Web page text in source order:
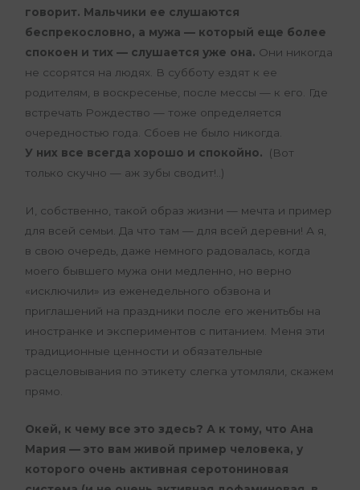
говорит. Мальчики ее слушаются
беспрекословно, а мужа — который еще более
спокоен и тих — слушается уже она. Они никогда
не ссорятся на людях. В субботу ездят к ее
родителям, в воскресенье, после мессы — к его. Где
встречать Рождество — тоже определяется
очередностью года. Сбоев не было никогда.
У них все всегда хорошо и спокойно.
(Вот
только скучно — аж зубы сводит!..)
И, собственно, такой образ жизни — мечта и пример
для всей семьи. Да что там — для всей деревни! А я,
в свою очередь, даже немного радовалась, когда
моего бывшего мужа они медленно, но верно
«исключили» из еженедельного обзвона и
приглашений на праздники после его женитьбы на
иностранке и экспериментов с питанием. Меня эти
традиционные ценности и обязательные
расцеловывания по этикету слегка утомляли, скажем
прямо.
Окей, к чему все это здесь? А к тому, что Ана
Мария — это вам живой пример человека, у
которого очень активная серотониновая